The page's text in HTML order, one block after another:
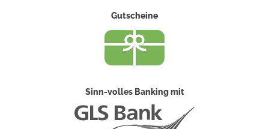
Gutscheine
Sinn-volles Banking mit